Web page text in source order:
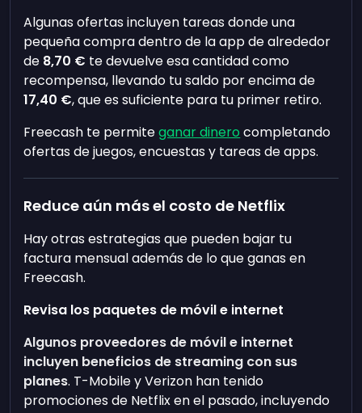
Algunas ofertas incluyen tareas donde una
pequeña compra dentro de la app de alrededor
de 8,70 € te devuelve esa cantidad como
recompensa, llevando tu saldo por encima de
17,40 €, que es suficiente para tu primer retiro.
Freecash te permiteganar dinero completando
ofertas de juegos, encuestas y tareas de apps.
Reduce aún más el costo de Netflix
Hay otras estrategias que pueden bajar tu
factura mensual además de lo que ganas en
Freecash.
Revisa los paquetes de móvil e internet
Algunos proveedores de móvil e internet
incluyen beneficios de streaming con sus
planes. T-Mobile y Verizon han tenido
promociones de Netflix en el pasado, incluyendo